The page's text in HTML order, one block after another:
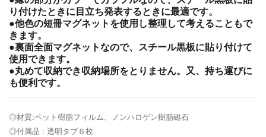
り付けたときに目立ち発表するときに最適です。
●他色の短冊マグネットを使用し整理して考えることもで
きます。
●裏面全面マグネットなので、スチール黒板に貼り付けて
使用できます。
●丸めて収納でき収納場所をとりません。又、持ち運びに
も便利です。
◎材質:ペット樹脂フィルム、ノンハロゲン樹脂磁石
◎付属品 : 透明タブ６枚